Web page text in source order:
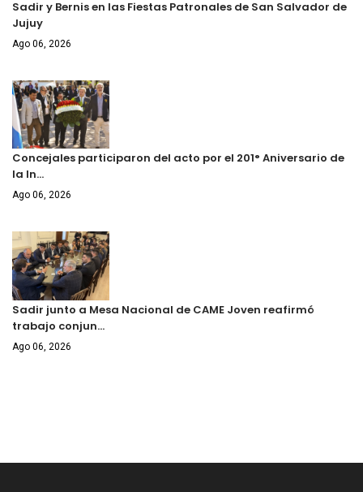
Sadir y Bernis en las Fiestas Patronales de San Salvador de
Jujuy
Ago 06, 2026
Concejales participaron del acto por el 201° Aniversario de
la In…
Ago 06, 2026
Sadir junto a Mesa Nacional de CAME Joven reafirmó
trabajo conjun…
Ago 06, 2026